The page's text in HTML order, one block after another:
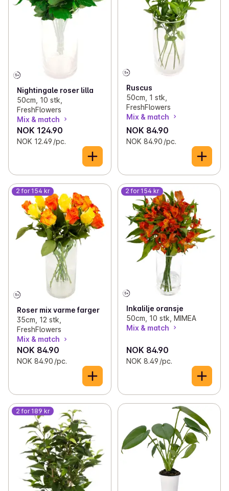
Nightingale roser lilla
50cm, 10 stk,
FreshFlowers
Mix & match
NOK 124.90
NOK 12.49 /pc.
Ruscus
50cm, 1 stk,
FreshFlowers
Mix & match
NOK 84.90
NOK 84.90 /pc.
2 for 154 kr
Roser mix varme farger
35cm, 12 stk,
FreshFlowers
Mix & match
NOK 84.90
NOK 84.90 /pc.
2 for 154 kr
Inkalilje oransje
50cm, 10 stk, MIMEA
Mix & match
NOK 84.90
NOK 8.49 /pc.
2 for 189 kr